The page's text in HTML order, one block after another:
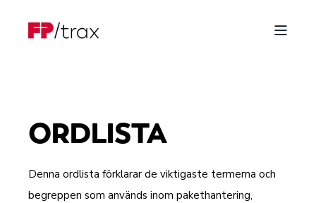
ORDLISTA
Denna ordlista förklarar de viktigaste termerna och
begreppen som används inom pakethantering,